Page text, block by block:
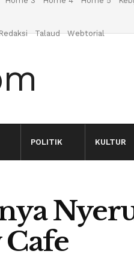
Talaud Webtorial
POLITIK KULTUR